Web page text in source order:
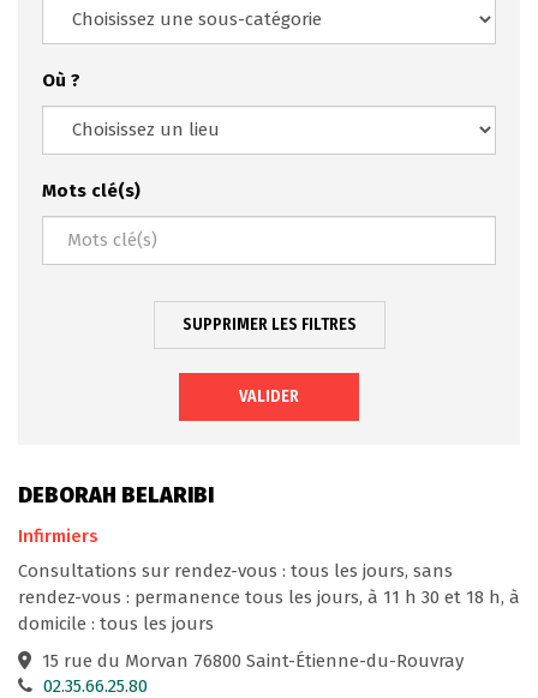
Où ?
Mots clé(s)
SUPPRIMER LES FILTRES
VALIDER
DEBORAH BELARIBI
Infirmiers
Consultations sur rendez-vous : tous les jours, sans
rendez-vous : permanence tous les jours, à 11 h 30 et 18 h, à
domicile : tous les jours
15 rue du Morvan 76800 Saint-Étienne-du-Rouvray
02.35.66.25.80